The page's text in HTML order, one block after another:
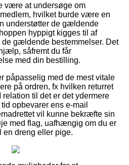
være at undersøge om
hvilket burde være en
understøtter de gældende
hyppigt kigges til af
gældende bestemmelser. Det
såfremt du får
med din bestilling.
påpasselig med de mest vitale
på ordren, fx hvilken returret
relation til det er det ydermere
opbevarer ens e-mail
vil kunne bekræfte sin
med flag, uafhængig om du er
en dreng eller pige.